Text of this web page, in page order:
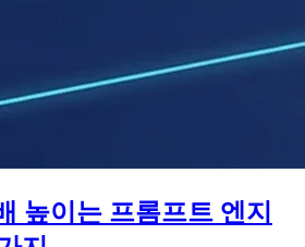
높이는 프롬프트 엔지